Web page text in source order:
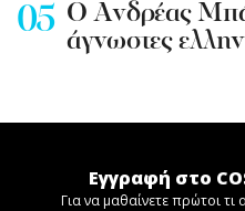
Ο Ανδρέας
άγνωστες
Εγγραφή στο
Για να μαθαίνετε πρώτοι